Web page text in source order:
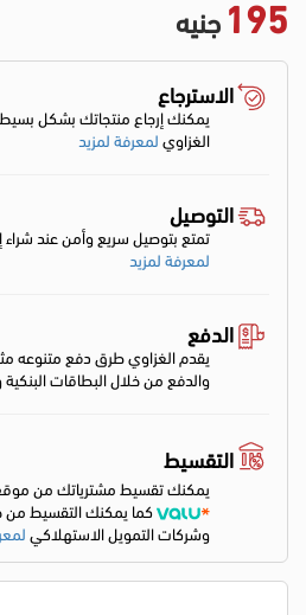
195 جنيه
الاسترجاع
يمكنك إرجاع منتجاتك بشكل
الغزاويلمعرفة لمزيد
التوصيل
تمتع بتوصيل سريع وأمن عند
لمعرفة لمزيد
الدفع
يقدم الغزاوي طرق دفع متنوعه
والدفع من خلال البطاقات البنكية
التقسيط
يمكنك تقسيط مشترياتك من
كما يمكنك التقسيط من
وشركات التمويل الاستهلاكي